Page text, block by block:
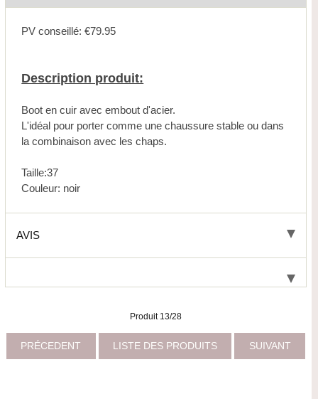
PV conseillé: €79.95
Description produit:
Boot en cuir avec embout d'acier.
L'idéal pour porter comme une chaussure stable ou dans
la combinaison avec les chaps.
Taille:37
Couleur: noir
AVIS
Produit 13/28
PRÉCEDENT LISTE DES PRODUITS SUIVANT